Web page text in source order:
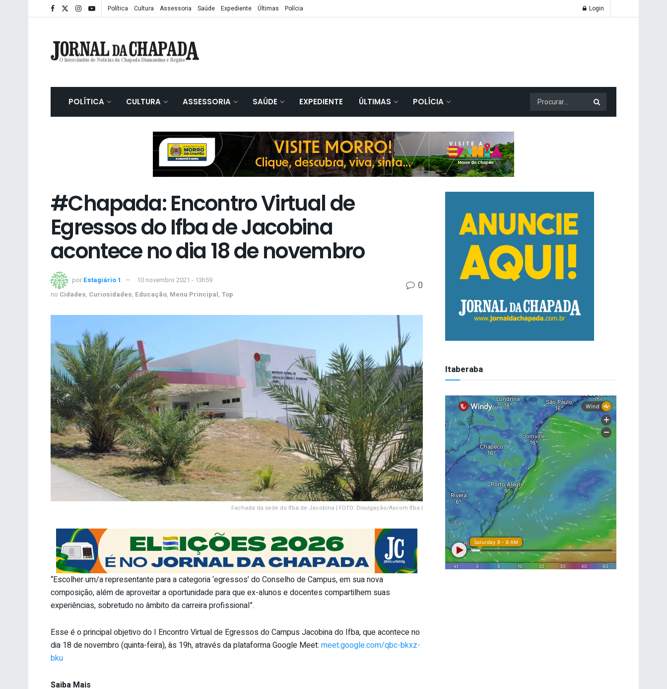
Política Cultura Assessoria Saúde Expediente Últimas Polícia Login
POLÍTICA CULTURA ASSESSORIA SAÚDE EXPEDIENTE ÚLTIMAS POLÍCIA
#Chapada: Encontro Virtual de
Egressos do Ifba de Jacobina
acontece no dia 18 de novembro
por Estagiário 1
10 novembro 2021 - 13h59
no Cidades, Curiosidades, Educação, Menu Principal, Top
0
Fachada da sede do Ifba de Jacobina | FOTO: Divulgação/Ascom Ifba |
“Escolher um/a representante para a categoria ‘egressos’ do Conselho de Campus, em sua nova
composição, além de aproveitar a oportunidade para que ex-alunos e docentes compartilhem suas
experiências, sobretudo no âmbito da carreira profissional”.
Esse é o principal objetivo do I Encontro Virtual de Egressos do Campus Jacobina do Ifba, que acontece no
dia 18 de novembro (quinta-feira), às 19h, através da plataforma Google Meet: meet.google.com/qbc-bkxz-
bku
Saiba Mais
Itaberaba